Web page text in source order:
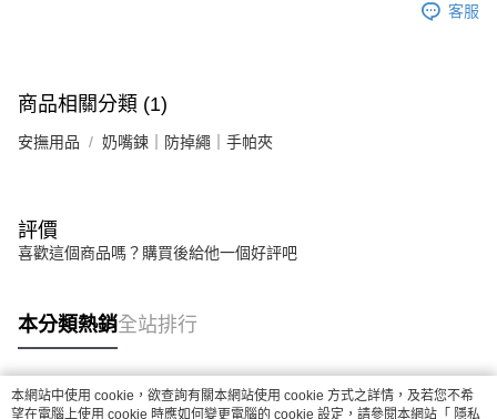
客服
商品相關分類 (1)
安撫用品 奶嘴鍊｜防掉繩｜手帕夾
評價
喜歡這個商品嗎？購買後給他一個好評吧
本分類熱銷全站排行
熱門標籤
本網站中使用 cookie，欲查詢有關本網站使用 cookie 方式之詳情，及若您不希
望在電腦上使用 cookie 時應如何變更電腦的 cookie 設定，請參閱本網站「 隱私